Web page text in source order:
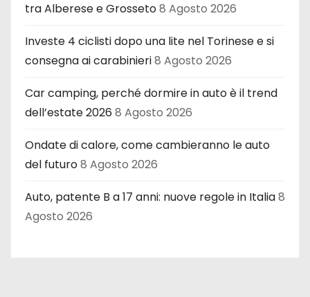
tra Alberese e Grosseto8 Agosto 2026
Investe 4 ciclisti dopo una lite nel Torinese e si
consegna ai carabinieri8 Agosto 2026
Car camping, perché dormire in auto è il trend
dell’estate 2026 8 Agosto 2026
Ondate di calore, come cambieranno le auto
del futuro8 Agosto 2026
Auto, patente B a 17 anni: nuove regole in Italia8
Agosto 2026